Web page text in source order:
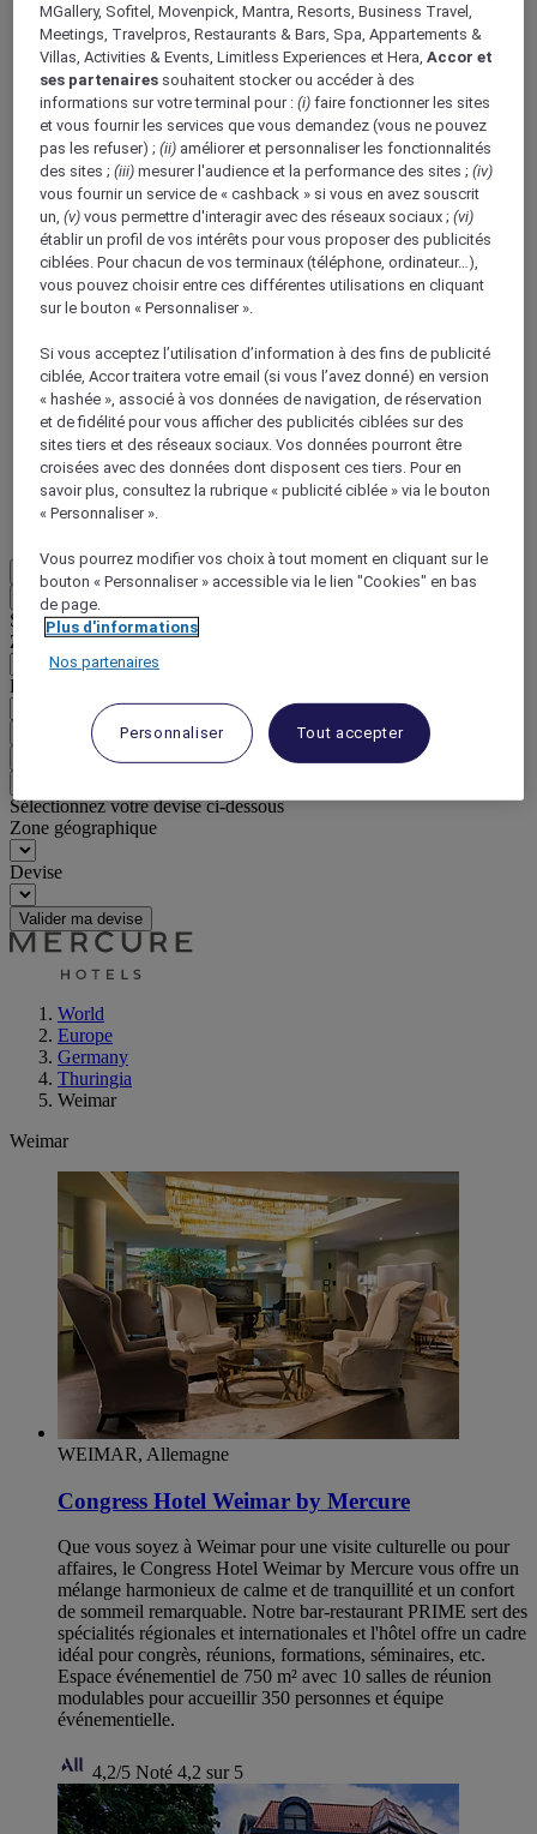
Boutique Mercure
Programme de fidélité
Retour
Découvrir le programme
Abonnements ALL Accor+
ALL Accor+ Voyager
15% de réduction toute l'annéesur vos séjours dans
+30 marques
DÉCOUVRIR
Retour
Sélectionnez votre zone et votre langue ci-dessous
Zone géographique
Pays/Région - Langue
Valider votre zone et votre langue
Sélectionnez votre devise ci-dessous
Zone géographique
Devise
Valider ma devise
World
Europe
Germany
Thuringia
Weimar
Weimar
WEIMAR, Allemagne
Congress Hotel Weimar by Mercure
Que vous soyez à Weimar pour une visite culturelle ou pour
affaires, le Congress Hotel Weimar by Mercure vous offre un
mélange harmonieux de calme et de tranquillité et un confort
de sommeil remarquable. Notre bar-restaurant PRIME sert des
spécialités régionales et internationales et l'hôtel offre un cadre
idéal pour congrès, réunions, formations, séminaires, etc.
Espace événementiel de 750 m² avec 10 salles de réunion
modulables pour accueillir 350 personnes et équipe
événementielle.
4,2/5 Noté 4,2 sur 5
MGallery, Sofitel, Movenpick, Mantra, Resorts, Business Travel,
Meetings, Travelpros, Restaurants & Bars, Spa, Appartements &
Villas, Activities & Events, Limitless Experiences et Hera,Accor et
ses partenaires souhaitent stocker ou accéder à des
informations sur votre terminal pour :(i) faire fonctionner les sites
et vous fournir les services que vous demandez (vous ne pouvez
pas les refuser) ;(ii) améliorer et personnaliser les fonctionnalités
des sites ;(iii) mesurer l'audience et la performance des sites ;(iv)
vous fournir un service de « cashback » si vous en avez souscrit
un,(v) vous permettre d'interagir avec des réseaux sociaux ;(vi)
établir un profil de vos intérêts pour vous proposer des publicités
ciblées. Pour chacun de vos terminaux (téléphone, ordinateur…),
vous pouvez choisir entre ces différentes utilisations en cliquant
sur le bouton « Personnaliser ».
Si vous acceptez l’utilisation d’information à des fins de publicité
ciblée, Accor traitera votre email (si vous l’avez donné) en version
« hashée », associé à vos données de navigation, de réservation
et de fidélité pour vous afficher des publicités ciblées sur des
sites tiers et des réseaux sociaux. Vos données pourront être
croisées avec des données dont disposent ces tiers. Pour en
savoir plus, consultez la rubrique « publicité ciblée » via le bouton
« Personnaliser ».
Vous pourrez modifier vos choix à tout moment en cliquant sur le
bouton « Personnaliser » accessible via le lien "Cookies" en bas
de page.
Plus d'informations
Nos partenaires
Personnaliser Tout accepter